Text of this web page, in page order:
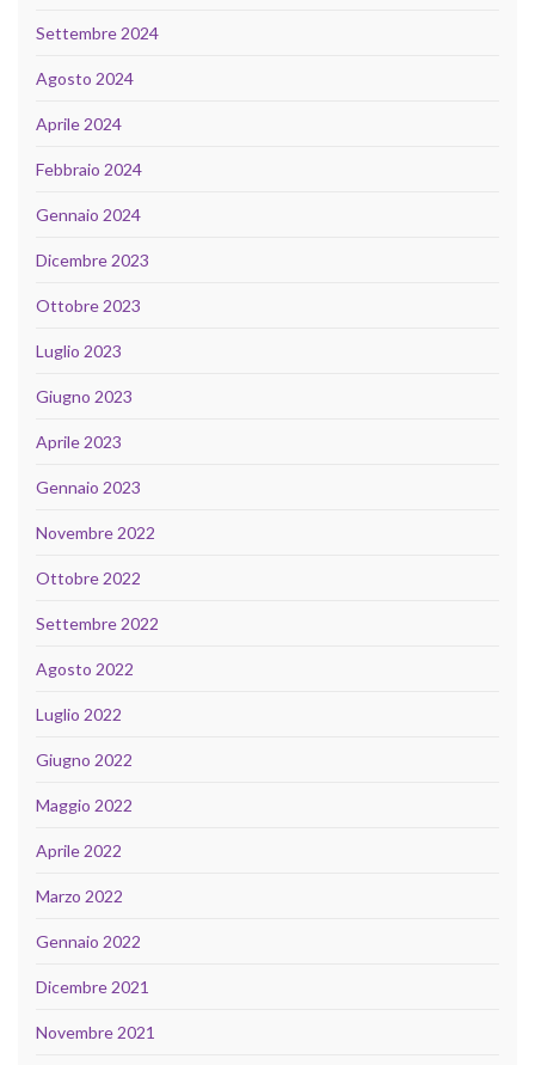
Settembre 2024
Agosto 2024
Aprile 2024
Febbraio 2024
Gennaio 2024
Dicembre 2023
Ottobre 2023
Luglio 2023
Giugno 2023
Aprile 2023
Gennaio 2023
Novembre 2022
Ottobre 2022
Settembre 2022
Agosto 2022
Luglio 2022
Giugno 2022
Maggio 2022
Aprile 2022
Marzo 2022
Gennaio 2022
Dicembre 2021
Novembre 2021